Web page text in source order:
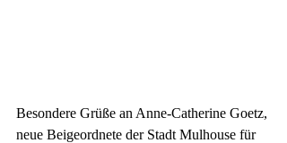
Besondere Grüße an Anne-Catherine Goetz,
neue Beigeordnete der Stadt Mulhouse für